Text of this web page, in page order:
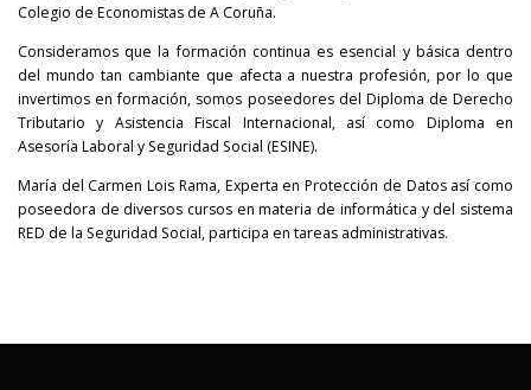
Colegio de Economistas de A Coruña.
Consideramos que la formación continua es esencial y básica dentro
del mundo tan cambiante que afecta a nuestra profesión, por lo que
invertimos en formación, somos poseedores del Diploma de Derecho
Tributario y Asistencia Fiscal Internacional, así como Diploma en
Asesoría Laboral y Seguridad Social (ESINE).
María del Carmen Lois Rama, Experta en Protección de Datos así como
poseedora de diversos cursos en materia de informática y del sistema
RED de la Seguridad Social, participa en tareas administrativas.